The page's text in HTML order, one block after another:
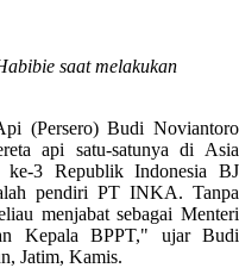
saat melakukan
(Persero) Budi Noviantoro
api satu-satunya di Asia
ke-3 Republik Indonesia BJ
pendiri PT INKA. Tanpa
menjabat sebagai Menteri
Kepala BPPT," ujar Budi
Jatim, Kamis.